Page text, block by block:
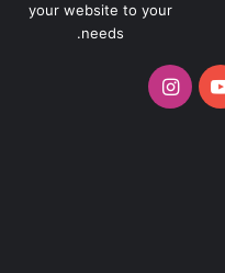
your website to your
needs.
‫YouTubeانستقرام